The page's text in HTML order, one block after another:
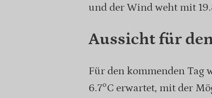
und der Wind weht mit
Aussicht für
Für den kommenden Tag
6.7°C erwartet, mit der